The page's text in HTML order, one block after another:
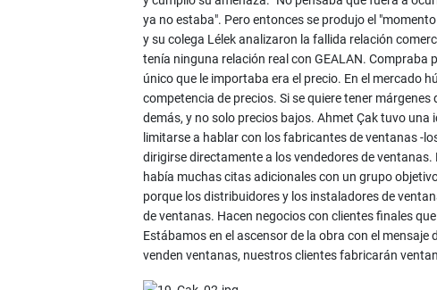
ya no estaba". Pero entonces se produjo el
y su colega Lélek analizaron la fallida relación
tenía ninguna relación real con GEALAN. Compraba
único que le importaba era el precio. En el mercado
competencia de precios. Si se quiere tener
demás, y no solo precios bajos. Ahmet Çak tuvo
limitarse a hablar con los fabricantes de ventanas -
dirigirse directamente a los vendedores de
había muchas citas adicionales con un grupo
porque los distribuidores y los instaladores de
de ventanas. Hacen negocios con clientes finales
Estábamos en el ascensor de la obra con el mensaje
venden ventanas, nuestros clientes fabricarán